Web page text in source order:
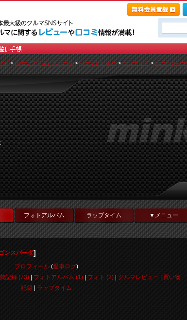
ダ> ステップワゴンスパーダ>パーツレビュー>インテリア >シートカバー
フォトアルバム ラップタイム ▼メニュー
ンスパーダ]
プロフィール(愛車ログ)
記録 (73)| フォトアルバム (1)| フォト (2)| クルマレビュー
買い物
記録| ラップタイム